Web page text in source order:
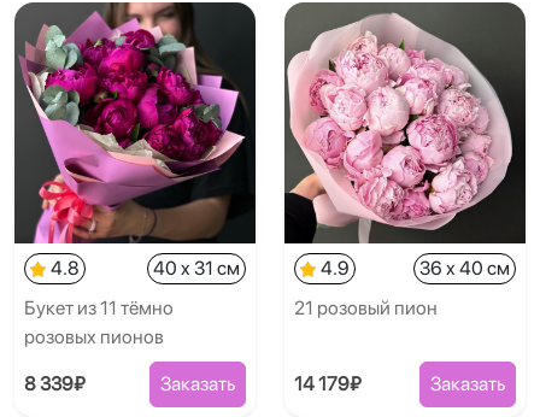
4.8
40 x 31 см
Букет из 11 тёмно
розовых пионов
8 339₽ Заказать
4.9
36 x 40 см
21 розовый пион
14 179₽ Заказать